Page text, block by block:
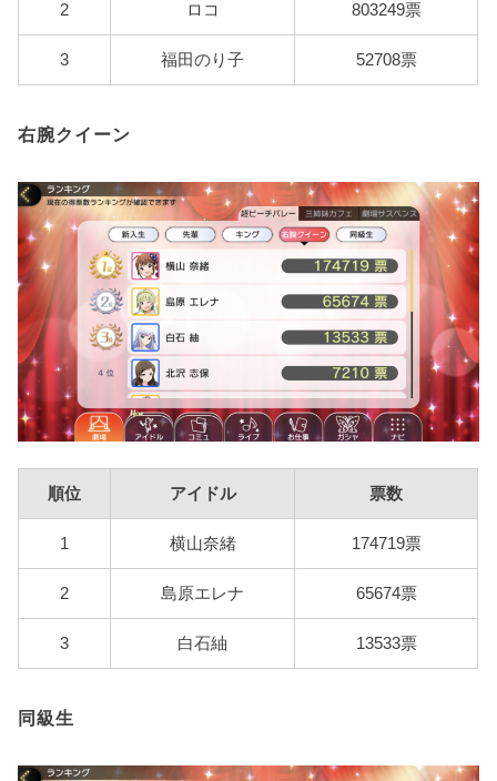
2 ロコ 803249票
3 福田のり子 52708票
右腕クイーン
順位 アイドル 票数
1 横山奈緒 174719票
2 島原エレナ 65674票
3 白石紬 13533票
同級生